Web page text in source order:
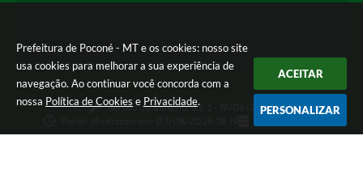
Prefeitura de Poconé - MT e os cookies: nosso site
usa cookies para melhorar a sua experiência de
navegação. Ao continuar você concorda com a
nossa Política de Cookies e Privacidade.
ACEITAR
PERSONALIZAR
Versão do Sistema:3.5.3 - 19/06/2026